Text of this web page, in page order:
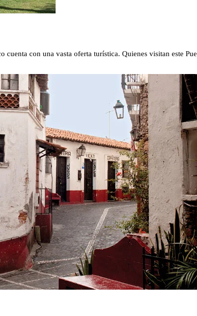
con una vasta oferta turística. Quienes visitan este